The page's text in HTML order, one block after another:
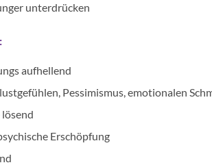
unterdrücken
aufhellend
Pessimismus, emotionalen
Erschöpfung